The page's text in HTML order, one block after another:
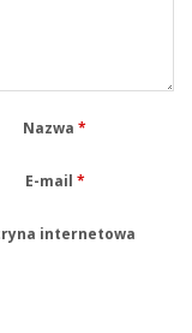
Nazwa*
E-mail *
internetowa